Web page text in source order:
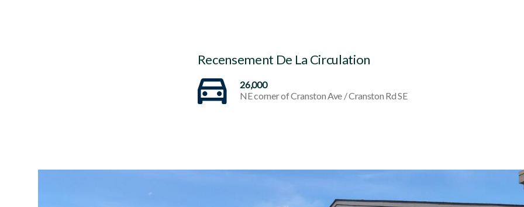
Recensement De La Circulation
26,000
NE corner of Cranston Ave / Cranston Rd SE